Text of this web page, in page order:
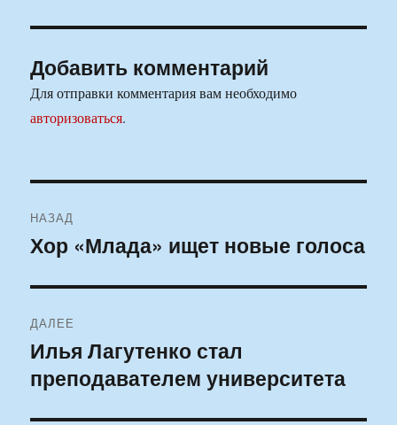
Добавить комментарий
Для отправки комментария вам необходимо
авторизоваться.
по
НАЗАД
Предыдущая
Хор «Млада» ищет новые голоса
ДАЛЕЕ
Следующая
запись:
Илья Лагутенко стал
преподавателем университета